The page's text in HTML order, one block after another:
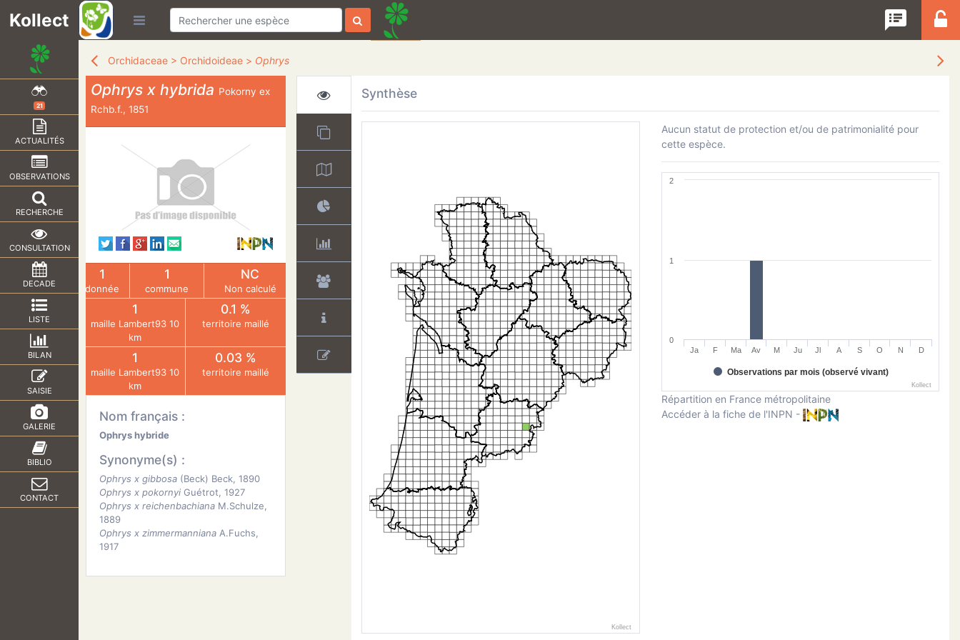
speaker_notes
Kollect
21
ACTUALITÉS
OBSERVATIONS
RECHERCHE
CONSULTATION
DECADE
LISTE
BILAN
SAISIE
GALERIE
BIBLIO
CONTACT
Orchidaceae > Orchidoideae > Ophrys
Ophrys x hybrida Pokorny ex
Rchb.f., 1851
1
donnée
1
commune
NC
Non calculé
1
maille Lambert93 10
km
0.1 %
territoire maillé
1
maille Lambert93 10
km
0.03 %
territoire maillé
Nom français :
Ophrys hybride
Synonyme(s) :
Ophrys x gibbosa(Beck) Beck, 1890
Ophrys x pokornyiGuétrot, 1927
Ophrys x reichenbachianaM.Schulze,
1889
Ophrys x zimmermannianaA.Fuchs,
1917
Synthèse
Kollect
Aucun statut de protection et/ou de patrimonialité pour
cette espèce.
Observations par mois (observé vivant)
Ja F Ma Av M Ju Jl A S O N D
0
1
2
Kollect
Répartition en France métropolitaine
Accéder à la fiche de l'INPN -